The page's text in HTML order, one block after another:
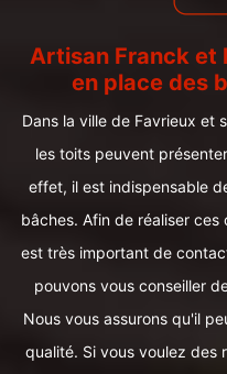
Artisan Franck et
en place des
Dans la ville de Favrieux et
les toits peuvent
effet, il est indispensable
bâches. Afin de réaliser
est très important de
pouvons vous conseiller
Nous vous assurons qu'il
qualité. Si vous voulez des